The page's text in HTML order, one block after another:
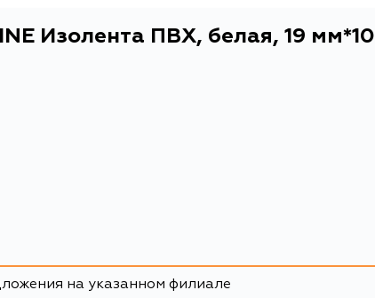
Изолента ПВХ, белая, 19 мм*10
65
на указанном филиале